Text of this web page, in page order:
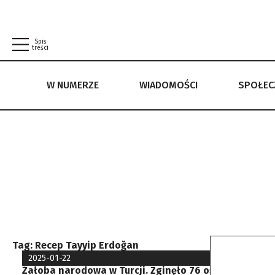
Spis
treści
W NUMERZE WIADOMOŚCI
W NUMERZE WIADOMOŚCI SPOŁECZEŃSTWO
Tag: Recep Tayyip Erdoğan
2025-01-22
Żałoba narodowa w Turcji. Zginęło 76 osób